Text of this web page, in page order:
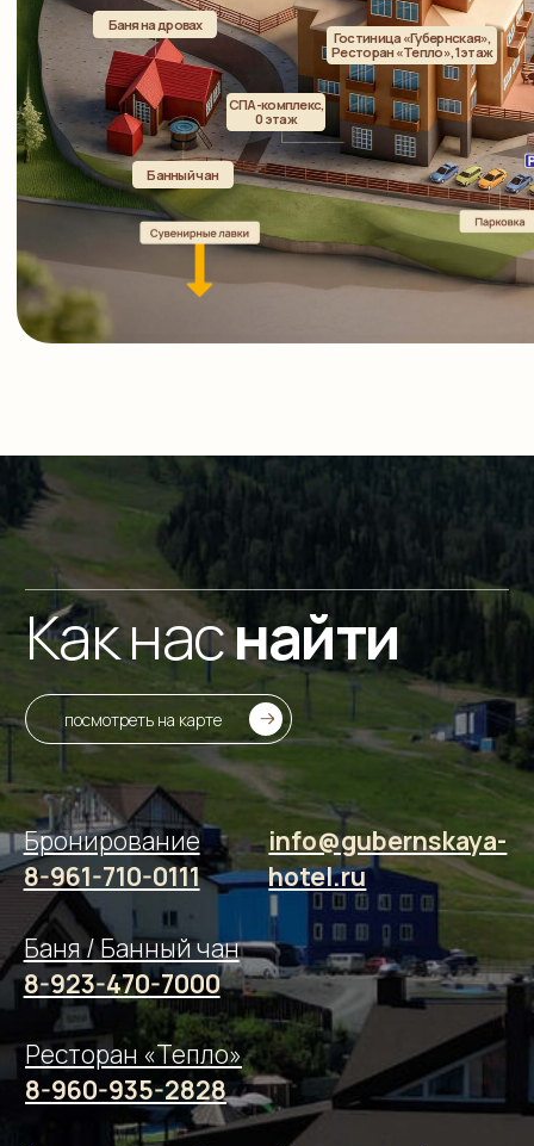
Разработка сайта
Правила проживания
Публичная оферта
Пользовательское соглашение
Политика конфиденциальности